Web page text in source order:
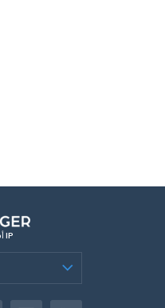
أفضل مسجل IP